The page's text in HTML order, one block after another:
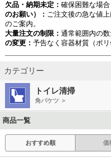
欠品・納期未定： 確保困難な場合
のお願い）： ご注文後の急な値
のご案内。
大量注文の制限： 通常範囲内の数
の変更： 予告なく容器材質（ポリ
カテゴリー
トイレ清掃
角バケツ ＞
商品一覧
おすすめ順 価